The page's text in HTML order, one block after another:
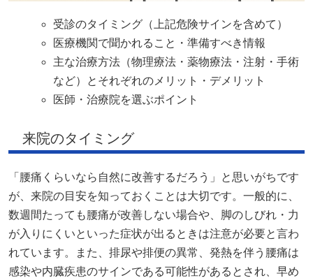
受診のタイミング（上記危険サインを含めて）
医療機関で聞かれること・準備すべき情報
主な治療方法（物理療法・薬物療法・注射・手術
など）とそれぞれのメリット・デメリット
医師・治療院を選ぶポイント
来院のタイミング
「腰痛くらいなら自然に改善するだろう」と思いがちです
が、来院の目安を知っておくことは大切です。一般的に、
数週間たっても腰痛が改善しない場合や、脚のしびれ・力
が入りにくいといった症状が出るときは注意が必要と言わ
れています。また、排尿や排便の異常、発熱を伴う腰痛は
感染や内臓疾患のサインである可能性があるとされ、早め